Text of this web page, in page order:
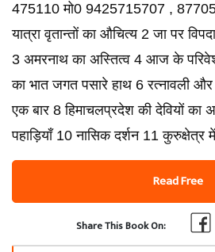
475110 मो0 9425715707 ,
यात्रा वृतान्तों का औचित्य 2 जा पर
3 अमरनाथ का अस्तित्व 4 आज के
का भात जगत पसारे हाथ 6 रत्नावली और
एक बार 8 हिमाचलप्रदेश की देवियों का
पहाड़ियाँ 10 नासिक दर्शन 11 कुरुक्षेत्र में
Read Free
Share This Book On: